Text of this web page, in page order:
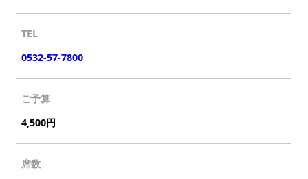
TEL
0532-57-7800
ご予算
4,500円
席数